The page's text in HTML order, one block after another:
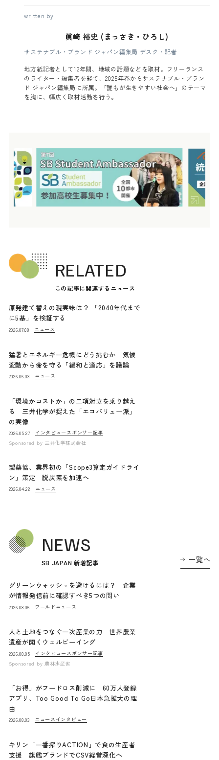
written by
眞崎 裕史 (まっさき・ひろし)
サステナブル・ブランド ジャパン編集局 デスク・記者
地方紙記者として12年間、地域の話題などを取材。フリーランス
のライター・編集者を経て、2025年春からサステナブル・ブラン
ド ジャパン編集局に所属。「誰もが生きやすい社会へ」のテーマ
を胸に、幅広く取材活動を行う。
RELATED
この記事に関連するニュース
原発建て替えの現実味は？ 「2040年代まで
に5基」を検証する
2026.07.08 ニュース
猛暑とエネルギー危機にどう挑むか 気候
変動から命を守る「緩和と適応」を議論
2026.06.03 ニュース
「環境かコストか」の二項対立を乗り越え
る 三井化学が捉えた「エコバリュー派」
の実像
2026.05.27 インタビュー スポンサー記事
Sponsored by 三井化学株式会社
製薬協、業界初の「Scope3算定ガイドライ
ン」策定 脱炭素を加速へ
2026.04.22 ニュース
NEWS
SB JAPAN 新着記事 一覧へ
グリーンウォッシュを避けるには？ 企業
が情報発信前に確認すべき5つの問い
2026.08.06 ワールドニュース
人と土地をつなぐ一次産業の力 世界農業
遺産が開くウェルビーイング
2026.08.05 インタビュー スポンサー記事
Sponsored by 農林水産省
「お得」がフードロス削減に 60万人登録
アプリ、Too Good To Go日本急拡大の理
由
2026.08.03 ニュース インタビュー
キリン「一番搾りACTION」で食の生産者
支援 旗艦ブランドでCSV経営深化へ